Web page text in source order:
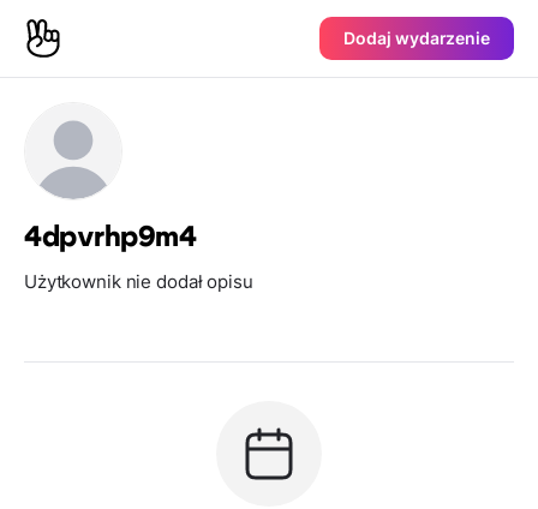
Dodaj wydarzenie
4dpvrhp9m4
Użytkownik nie dodał opisu